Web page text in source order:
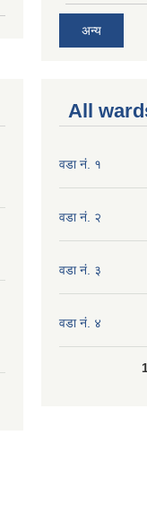
अन्य
All
वडा नं. १
वडा नं. २
वडा नं. ३
वडा नं. ४